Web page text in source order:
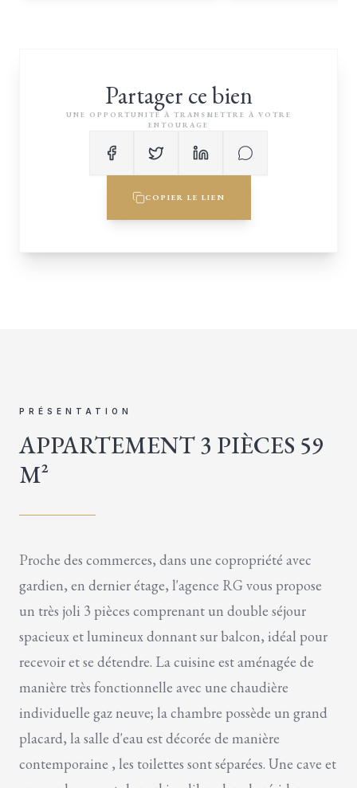
Partager ce bien
UNE OPPORTUNITÉ À TRANSMETTRE À VOTRE
ENTOURAGE
COPIER LE LIEN
PRÉSENTATION
APPARTEMENT 3 PIÈCES 59
M²
Proche des commerces, dans une copropriété avec
gardien, en dernier étage, l'agence RG vous propose
un très joli 3 pièces comprenant un double séjour
spacieux et lumineux donnant sur balcon, idéal pour
recevoir et se détendre. La cuisine est aménagée de
manière très fonctionnelle avec une chaudière
individuelle gaz neuve; la chambre possède un grand
placard, la salle d'eau est décorée de manière
contemporaine , les toilettes sont séparées. Une cave et